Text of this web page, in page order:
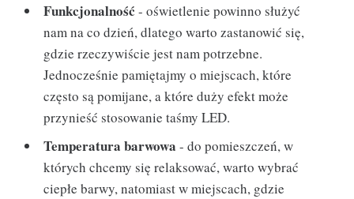
Funkcjonalność - oświetlenie powinno służyć
nam na co dzień, dlatego warto zastanowić się,
gdzie rzeczywiście jest nam potrzebne.
Jednocześnie pamiętajmy o miejscach, które
często są pomijane, a które duży efekt może
przynieść stosowanie taśmy LED.
Temperatura barwowa - do pomieszczeń, w
których chcemy się relaksować, warto wybrać
ciepłe barwy, natomiast w miejscach, gdzie